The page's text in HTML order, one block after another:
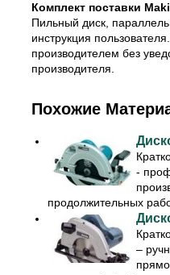
Комплект поставки
Пильный диск,
инструкция
производителем без
производителя.
Похожие
-
продолжительных
–